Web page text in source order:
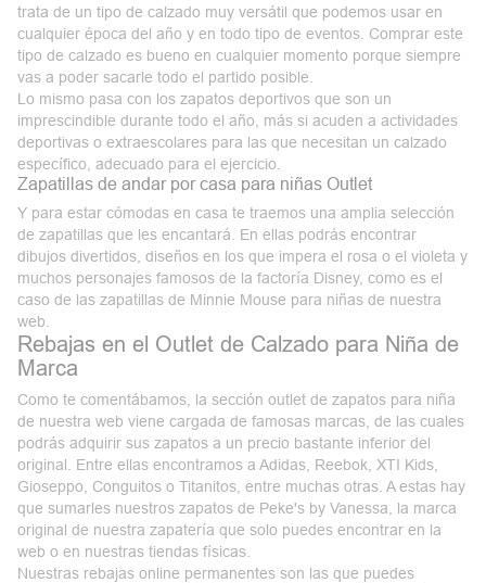
trata de un tipo de calzado muyversátil que podemos usar en
cualquier época del año y en todo tipo de eventos. Comprar este
tipo de calzado es bueno en cualquier momento porque siempre
vas a poder sacarle todo el partido posible.
Lo mismo pasa con los zapatos deportivos que son un
imprescindible durante todo el año, más si acuden a actividades
deportivas o extraescolares para las que necesitan un calzado
específico, adecuado para elejercicio
Zapatillas de andar por casa para niñas Outlet
Y para estar cómodas en casa te traemos una amplia selección
de zapatillas que les encantará. En ellas podrás encontrar
dibujos divertidos, diseños en los que impera el rosa o el violeta y
muchos personajes famosos de la factoría Disney, como es el
caso de laszapatillas de Minnie Mouse para niñas de nuestra
web.
Rebajas en el Outlet de Calzado para Niña de
Marca
Como te comentábamos, la sección outlet de zapatos para niña
de nuestra web viene cargada de famosas marcas, de las cuales
podrás adquirir sus zapatos a un precio bastante inferior del
original. Entre ellas encontramos a Adidas, Reebok, XTI Kids,
Gioseppo, Conguitos o Titanitos, entre muchas otras. A estas hay
que sumarles nuestroszapatos de Peke's by Vanessa , la marca
original de nuestra zapatería que solo puedes encontrar en la
web o en nuestras tiendas físicas.
Nuestras rebajas online permanentes son las que puedes